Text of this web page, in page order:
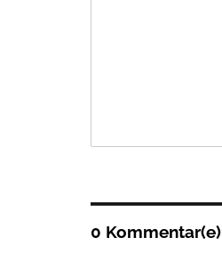
0 Kommentar(e)